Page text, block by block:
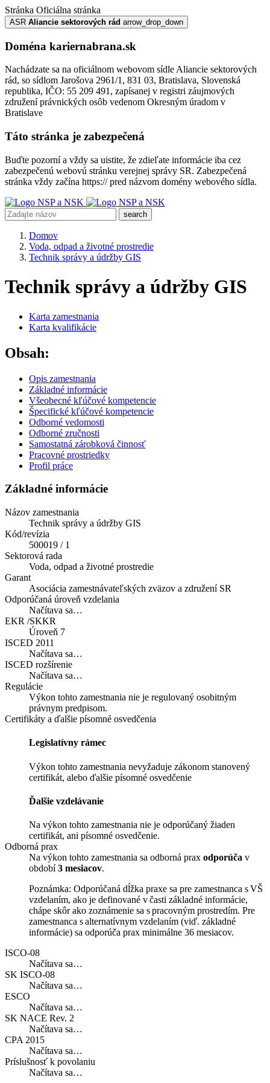
Stránka Oficiálna stránka
ASR Aliancie sektorových rád arrow_drop_down
Doména kariernabrana.sk
Nachádzate sa na oficiálnom webovom sídle Aliancie sektorových
rád, so sídlom Jarošova 2961/1, 831 03, Bratislava, Slovenská
republika, IČO: 55 209 491, zapísanej v registri záujmových
združení právnických osôb vedenom Okresným úradom v
Bratislave
Táto stránka je zabezpečená
Buďte pozorní a vždy sa uistite, že zdieľate informácie iba cez
zabezpečenú webovú stránku verejnej správy SR. Zabezpečená
stránka vždy začína https:// pred názvom domény webového sídla.
search
Domov
Voda, odpad a životné prostredie
Technik správy a údržby GIS
Technik správy a údržby GIS
Karta zamestnania
Karta kvalifikácie
Obsah:
Opis zamestnania
Základné informácie
Všeobecné kľúčové kompetencie
Špecifické kľúčové kompetencie
Odborné vedomosti
Odborné zručnosti
Samostatná zárobková činnosť
Pracovné prostriedky
Profil práce
Základné informácie
Názov zamestnania
Technik správy a údržby GIS
Kód/revízia
500019 / 1
Sektorová rada
Voda, odpad a životné prostredie
Garant
Asociácia zamestnávateľských zväzov a združení SR
Odporúčaná úroveň vzdelania
Načítava sa…
EKR /SKKR
Úroveň 7
ISCED 2011
Načítava sa…
ISCED rozšírenie
Načítava sa…
Regulácie
Výkon tohto zamestnania nie je regulovaný osobitným
právnym predpisom.
Certifikáty a ďalšie písomné osvedčenia
Legislatívny rámec
Výkon tohto zamestnania nevyžaduje zákonom stanovený
certifikát, alebo ďalšie písomné osvedčenie
Ďalšie vzdelávanie
Na výkon tohto zamestnania nie je odporúčaný žiaden
certifikát, ani písomné osvedčenie.
Odborná prax
Na výkon tohto zamestnania sa odborná prax odporúča v
období3 mesiacov.
Poznámka: Odporúčaná dĺžka praxe sa pre zamestnanca s VŠ
vzdelaním, ako je definované v časti základné informácie,
chápe skôr ako zoznámenie sa s pracovným prostredím. Pre
zamestnanca s alternatívnym vzdelaním (viď. základné
informácie) sa odporúča prax minimálne 36 mesiacov.
ISCO-08
Načítava sa…
SK ISCO-08
Načítava sa…
ESCO
Načítava sa…
SK NACE Rev. 2
Načítava sa…
CPA 2015
Načítava sa…
Príslušnosť k povolaniu
Načítava sa…